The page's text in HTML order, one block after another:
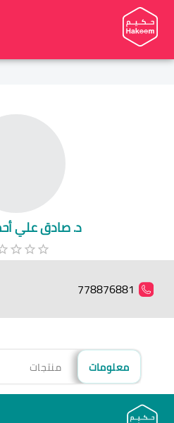
د. صادق علي
778876881
معلومات منتجات